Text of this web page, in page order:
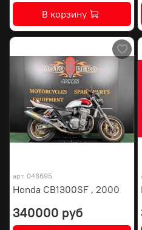
В корзину
арт. 048695
Honda CB1300SF , 2000
340000 руб